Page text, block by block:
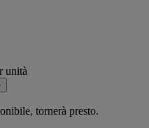
unità
tornerà presto.